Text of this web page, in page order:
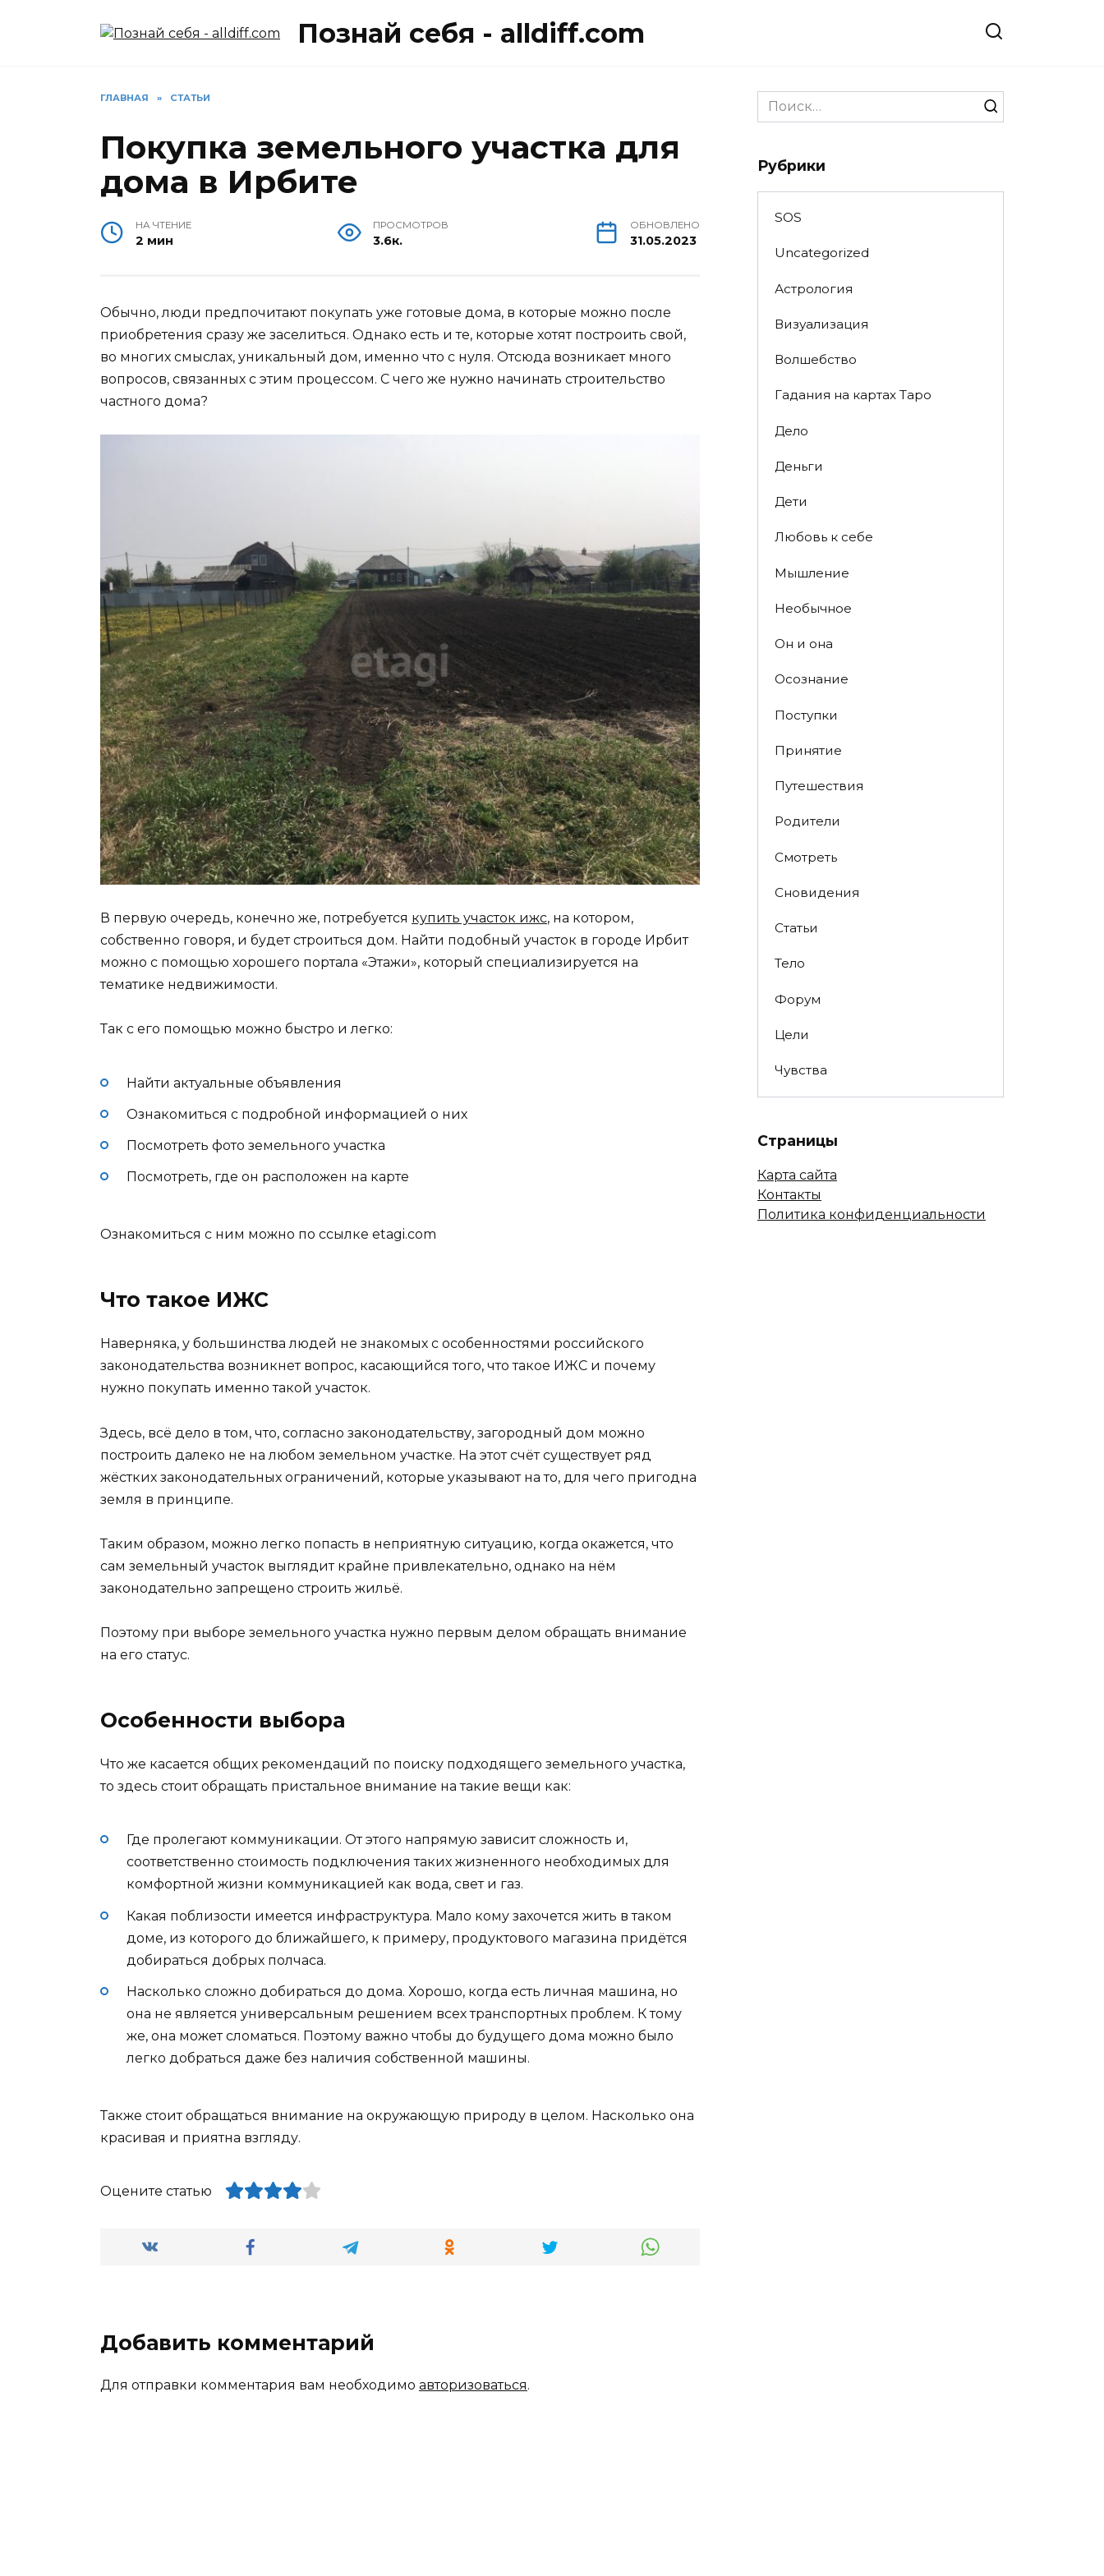
Познай себя - alldiff.com
ГЛАВНАЯ » СТАТЬИ
Покупка земельного участка для
дома в Ирбите
НА ЧТЕНИЕ
2 мин
ПРОСМОТРОВ
3.6к.
ОБНОВЛЕНО
31.05.2023
Обычно, люди предпочитают покупать уже готовые дома, в которые можно после
приобретения сразу же заселиться. Однако есть и те, которые хотят построить свой,
во многих смыслах, уникальный дом, именно что с нуля. Отсюда возникает много
вопросов, связанных с этим процессом. С чего же нужно начинать строительство
частного дома?
В первую очередь, конечно же, потребуется купить участок ижс, на котором,
собственно говоря, и будет строиться дом. Найти подобный участок в городе Ирбит
можно с помощью хорошего портала «Этажи», который специализируется на
тематике недвижимости.
Так с его помощью можно быстро и легко:
Найти актуальные объявления
Ознакомиться с подробной информацией о них
Посмотреть фото земельного участка
Посмотреть, где он расположен на карте
Ознакомиться с ним можно по ссылке etagi.com
Что такое ИЖС
Наверняка, у большинства людей не знакомых с особенностями российского
законодательства возникнет вопрос, касающийся того, что такое ИЖС и почему
нужно покупать именно такой участок.
Здесь, всё дело в том, что, согласно законодательству, загородный дом можно
построить далеко не на любом земельном участке. На этот счёт существует ряд
жёстких законодательных ограничений, которые указывают на то, для чего пригодна
земля в принципе.
Таким образом, можно легко попасть в неприятную ситуацию, когда окажется, что
сам земельный участок выглядит крайне привлекательно, однако на нём
законодательно запрещено строить жильё.
Поэтому при выборе земельного участка нужно первым делом обращать внимание
на его статус.
Особенности выбора
Что же касается общих рекомендаций по поиску подходящего земельного участка,
то здесь стоит обращать пристальное внимание на такие вещи как:
Где пролегают коммуникации. От этого напрямую зависит сложность и,
соответственно стоимость подключения таких жизненного необходимых для
комфортной жизни коммуникацией как вода, свет и газ.
Какая поблизости имеется инфраструктура. Мало кому захочется жить в таком
доме, из которого до ближайшего, к примеру, продуктового магазина придётся
добираться добрых полчаса.
Насколько сложно добираться до дома. Хорошо, когда есть личная машина, но
она не является универсальным решением всех транспортных проблем. К тому
же, она может сломаться. Поэтому важно чтобы до будущего дома можно было
легко добраться даже без наличия собственной машины.
Также стоит обращаться внимание на окружающую природу в целом. Насколько она
красивая и приятна взгляду.
Оцените статью
Добавить комментарий
Для отправки комментария вам необходимо авторизоваться.
Search
for:
Рубрики
SOS
Uncategorized
Астрология
Визуализация
Волшебство
Гадания на картах Таро
Дело
Деньги
Дети
Любовь к себе
Мышление
Необычное
Он и она
Осознание
Поступки
Принятие
Путешествия
Родители
Смотреть
Сновидения
Статьи
Тело
Форум
Цели
Чувства
Страницы
Карта сайта
Контакты
Политика конфиденциальности